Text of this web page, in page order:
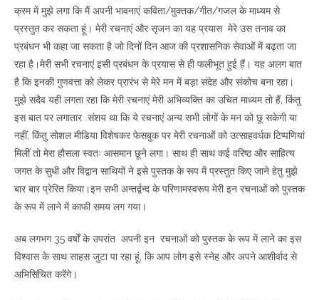
क्रम में मुझे लगा कि मैं अपनी भावनाएं कविता/मुक्तक/गीत/गजल के माध्यम से
प्रस्तुत कर सकता हूं। मेरी रचनाएं और सृजन का यह प्रयास मेरे उस तनाव का
प्रबंधन भी कहा जा सकता है जो दिनों दिन आज की प्रशासनिक सेवाओं में बढ़ता जा
रहा है।मेरी सभी रचनाएं इसी प्रबंधन के प्रयास से ही फलीभूत हुई हैं। यह अलग बात
है कि इनकी गुणवत्ता को लेकर प्रारंभ से मेरे मन में बड़ा संदेह और संकोच बना रहा।
मुझे सदैव यही लगता रहा कि मेरी रचनाएं मेरी अभिव्यक्ति का उचित माध्यम तो हैं, किंतु
इस बात पर लगातार संशय था कि ये रचनाएं अन्य सभी लोगों के मन को छू सकेगी या
नहीं, किंतु सोशल मीडिया विशेषकर फेसबुक पर मेरी रचनाओं को उत्साहवर्धक टिप्पणियां
मिलीं तो मेरा हौसला स्वतः आसमान छूने लगा। साथ ही साथ कई वरिष्ठ और साहित्य
जगत के सुधी और विद्वान साथियों ने इसे पुस्तक के रूप में प्रस्तुत किए जाने हेतु मुझे
बार बार प्रेरित किया।इन सभी अन्तर्द्वन्द के परिणामस्वरूप मेरी इन रचनाओं को पुस्तक
के रूप में लाने में काफी समय लग गया।
अब लगभग 35 वर्षों के उपरांत अपनी इन रचनाओं को पुस्तक के रूप में लाने का इस
विश्वास के साथ साहस जुटा पा रहा हूं, कि आप लोग इसे स्नेह और अपने आशीर्वाद से
अभिसिंचित करेंगे।